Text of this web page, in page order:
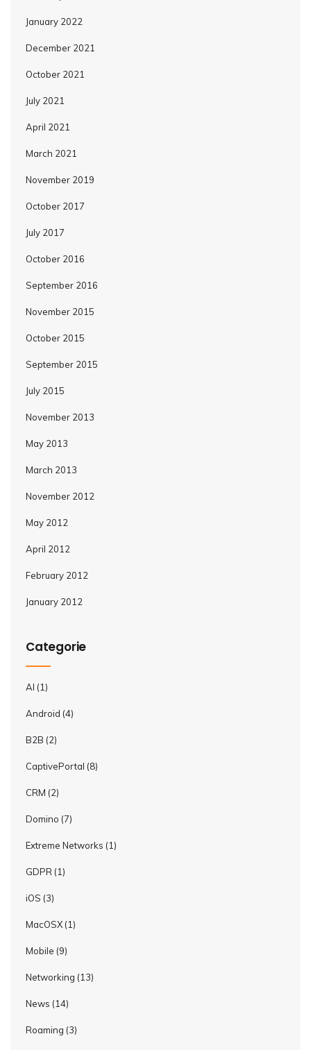
January 2022
December 2021
October 2021
July 2021
April 2021
March 2021
November 2019
October 2017
July 2017
October 2016
September 2016
November 2015
October 2015
September 2015
July 2015
November 2013
May 2013
March 2013
November 2012
May 2012
April 2012
February 2012
January 2012
Categorie
AI (1)
Android (4)
B2B (2)
CaptivePortal (8)
CRM (2)
Domino (7)
Extreme Networks (1)
GDPR (1)
iOS (3)
MacOSX (1)
Mobile (9)
Networking (13)
News (14)
Roaming (3)